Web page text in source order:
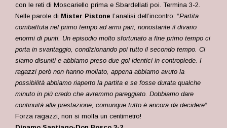
con le reti di Moscariello prima e Sbardellati poi. Termina 3-2.
Nelle parole di Mister Pistone l’analisi dell’incontro: “Partita
combattuta nel primo tempo ad armi pari, nonostante il divario
enormi di punti. Un episodio molto sfortunato a fine primo tempo ci
porta in svantaggio, condizionando poi tutto il secondo tempo. Ci
siamo disuniti e abbiamo preso due gol identici in contropiede. I
ragazzi però non hanno mollato, appena abbiamo avuto la
possibilità abbiamo riaperto la partita e se fosse durata qualche
minuto in più credo che avremmo pareggiato. Dobbiamo dare
continuità alla prestazione, comunque tutto è ancora da decidere“.
Forza ragazzi, non si molla un centimetro!